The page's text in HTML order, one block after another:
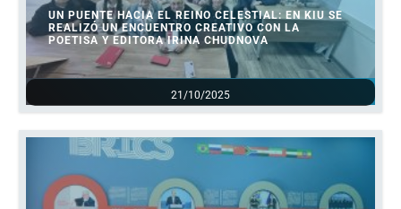
21/10/2025
UN PUENTE HACIA EL REINO CELESTIAL: EN KIU SE
REALIZÓ UN ENCUENTRO CREATIVO CON LA
POETISA Y EDITORA IRINA CHUDNOVA